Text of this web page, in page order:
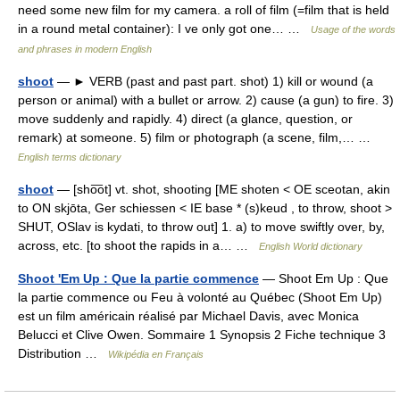
need some new film for my camera. a roll of film (=film that is held
in a round metal container): I ve only got one… …
Usage of the words
and phrases in modern English
shoot — ► VERB (past and past part. shot) 1) kill or wound (a
person or animal) with a bullet or arrow. 2) cause (a gun) to fire. 3)
move suddenly and rapidly. 4) direct (a glance, question, or
remark) at someone. 5) film or photograph (a scene, film,… …
English terms dictionary
shoot — [sho͞ot] vt. shot, shooting [ME shoten < OE sceotan, akin
to ON skjōta, Ger schiessen < IE base * (s)keud , to throw, shoot >
SHUT, OSlav is kydati, to throw out] 1. a) to move swiftly over, by,
across, etc. [to shoot the rapids in a… …
English World dictionary
Shoot 'Em Up : Que la partie commence — Shoot Em Up : Que
la partie commence ou Feu à volonté au Québec (Shoot Em Up)
est un film américain réalisé par Michael Davis, avec Monica
Belucci et Clive Owen. Sommaire 1 Synopsis 2 Fiche technique 3
Distribution …
Wikipédia en Français